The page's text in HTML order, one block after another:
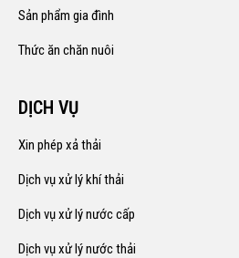
Sản phẩm gia đình
Thức ăn chăn nuôi
DỊCH VỤ
Xin phép xả thải
Dịch vụ xử lý khí thải
Dịch vụ xử lý nước cấp
Dịch vụ xử lý nước thải